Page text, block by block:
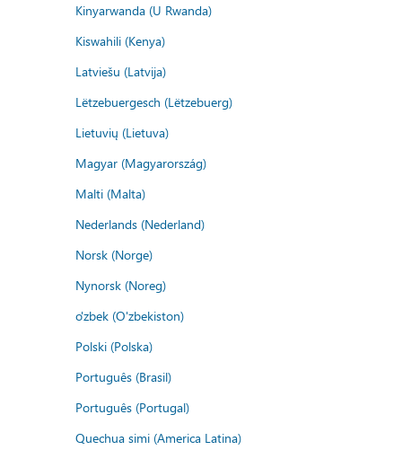
Kinyarwanda (U Rwanda)
Kiswahili (Kenya)
Latviešu (Latvija)
Lëtzebuergesch (Lëtzebuerg)
Lietuvių (Lietuva)
Magyar (Magyarország)
Malti (Malta)
Nederlands (Nederland)
Norsk (Norge)
Nynorsk (Noreg)
o'zbek (O'zbekiston)
Polski (Polska)
Português (Brasil)
Português (Portugal)
Quechua simi (America Latina)